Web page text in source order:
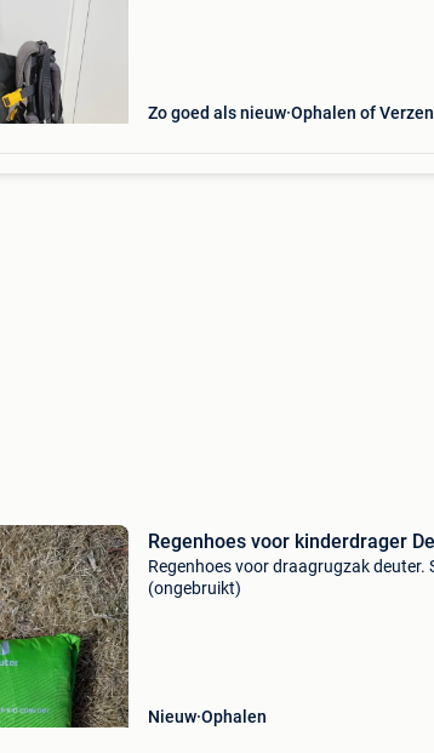
Zo goed als nieuw Ophalen of
Regenhoes voor kinderdrager
Regenhoes voor draagrugzak deuter.
(ongebruikt)
Nieuw Ophalen